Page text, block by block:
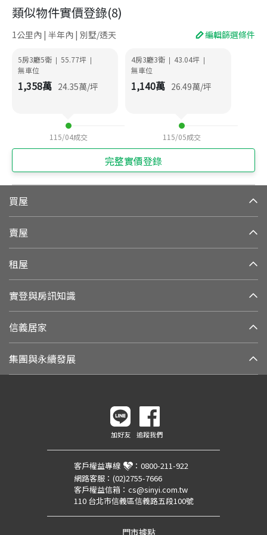
類似物件實價登錄(8)
1公里內 | 半年內 | 別墅/透天 編輯篩選條件
5房3廳5衛 | 55.77坪 |
無車位
1,358萬 24.35萬/坪
115/04成交
4房3廳3衛 | 43.04坪 |
無車位
1,140萬 26.49萬/坪
115/05成交
完整實價登錄
買屋
賣屋
租屋
實登與房訊知識
信義居家
集團與永續發展
加好友 追蹤我們
客戶權益專線 ： 0800-211-922
網路客服： (02)2755-7666
客戶權益信箱： cs@sinyi.com.tw
110 台北市信義區信義路五段100號
門市據點